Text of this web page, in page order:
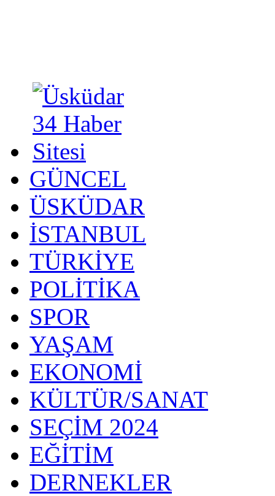
GÜNCEL
ÜSKÜDAR
İSTANBUL
TÜRKİYE
POLİTİKA
SPOR
YAŞAM
EKONOMİ
KÜLTÜR/SANAT
SEÇİM 2024
EĞİTİM
DERNEKLER